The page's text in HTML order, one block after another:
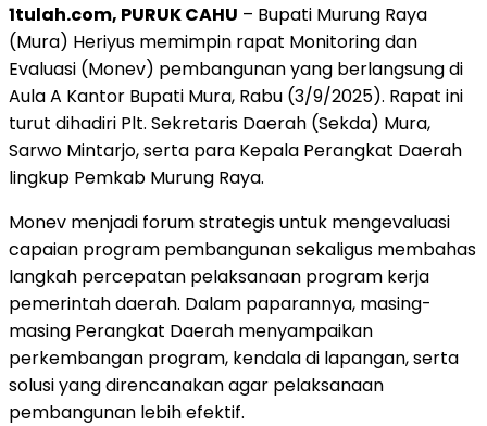
1tulah.com, PURUK CAHU – Bupati Murung Raya
(Mura) Heriyus memimpin rapat Monitoring dan
Evaluasi (Monev) pembangunan yang berlangsung di
Aula A Kantor Bupati Mura, Rabu (3/9/2025). Rapat ini
turut dihadiri Plt. Sekretaris Daerah (Sekda) Mura,
Sarwo Mintarjo, serta para Kepala Perangkat Daerah
lingkup Pemkab Murung Raya.
Monev menjadi forum strategis untuk mengevaluasi
capaian program pembangunan sekaligus membahas
langkah percepatan pelaksanaan program kerja
pemerintah daerah. Dalam paparannya, masing-
masing Perangkat Daerah menyampaikan
perkembangan program, kendala di lapangan, serta
solusi yang direncanakan agar pelaksanaan
pembangunan lebih efektif.